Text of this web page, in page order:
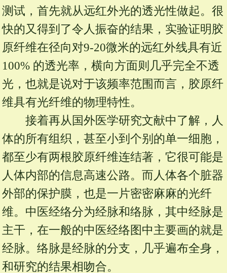
测试，首先就从远红外光的透光性做起。很
快的又得到了令人振奋的结果，实验证明胶
原纤维在径向对9-20微米的远红外线具有近
100% 的透光率，横向方面则几乎完全不透
光，也就是说对于该频率范围而言，胶原纤
维具有光纤维的物理特性。
接着再从国外医学研究文献中了解，人
体的所有组织，甚至小到个别的单一细胞，
都至少有两根胶原纤维连结著，它很可能是
人体内部的信息高速公路。而人体各个脏器
外部的保护膜，也是一片密密麻麻的光纤
维。中医经络分为经脉和络脉，其中经脉是
主干，在一般的中医经络图中主要画的就是
经脉。络脉是经脉的分支，几乎遍布全身，
和研究的结果相吻合。